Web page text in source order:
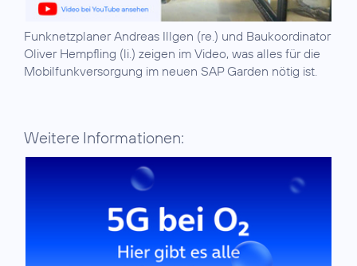
Funknetzplaner Andreas Illgen (re.) und Baukoordinator
Oliver Hempfling (li.) zeigen im Video, was alles für die
Mobilfunkversorgung im neuen SAP Garden nötig ist.
Weitere Informationen: